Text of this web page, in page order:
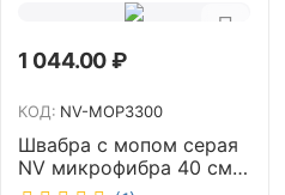
1 044.00₽
КОД: NV-MOP3300
Швабра с мопом серая
NV микрофибра 40 см